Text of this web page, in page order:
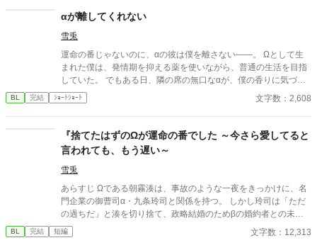
婚を承諾するまでここから出さないと王子から溢れるほどの愛を
与えられる。ハッピーエンドオメガバースBLです。
αが離してくれない
雪兎
運命の番じゃないのに、αの彼は僕を離さない――。 Ωとして生
まれた僕は、発情期を抑える薬を使いながら、普通の生活を目指
していた。 でもある日、隣の席の無口なαが、僕の香りに気づい
てしまって……。 これは、番じゃないふたりの、近すぎる距離で
始まる、運命から少しはずれた恋の話。
BL 完結 ｼｮｰﾄｼｮｰﾄ 文字数：2,608
『捨てたはずのΩが運命の番でした ～今さら愛してると
言われても、もう遅い～
雪兎
あらすじ Ωである朝霧湊は、事故のような一夜をきっかけに、名
門企業の御曹司α・九条玲司と関係を持つ。 しかし玲司は「ただ
の過ちだ」と湊を切り捨て、政略結婚のためβの婚約者との未来
を選んだ。 深く傷ついた湊は、彼の前から姿を消す。 数か月後―
―。 湊の身体は、これまで誰も知らなかった希少な『遅咲きΩ』
BL 完結 短編 文字数：12,313